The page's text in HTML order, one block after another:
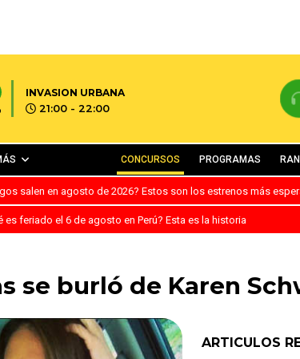
INVASION URBANA
21:00 - 22:00
CONCURSOS PROGRAMAS
salen en agosto de 2026? Estos son los estrenos más
es feriado el 6 de agosto en Perú? Esta es la historia
se burló de Karen
ARTICULOS